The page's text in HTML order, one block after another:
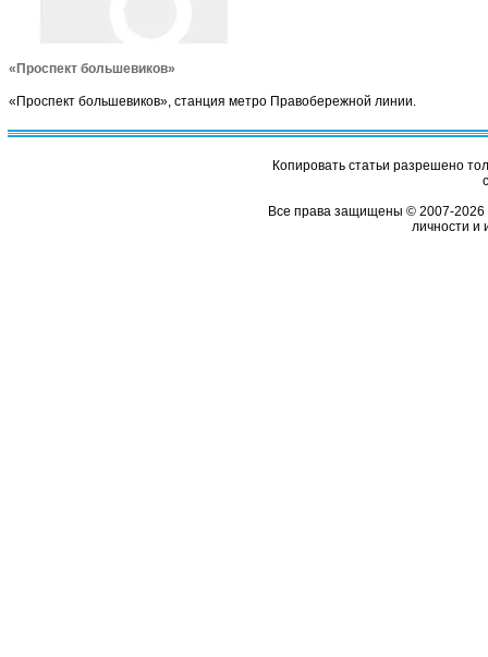
«Проспект большевиков»
«Проспект большевиков», станция метро Правобережной линии.
Копировать статьи разрешено
Все права защищены © 2007-2026
личности и